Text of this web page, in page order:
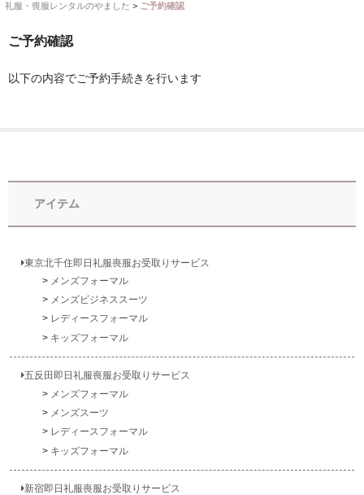
ホーム
全 国 配 送
受取り場所が選べます
ご注文の流れ
礼服・喪服レンタルのやました > ご予約確認
ご予約確認
以下の内容でご予約手続きを行います
アイテム
東京北千住即日礼服喪服お受取りサービス
メンズフォーマル
メンズビジネススーツ
レディースフォーマル
キッズフォーマル
五反田即日礼服喪服お受取りサービス
メンズフォーマル
メンズスーツ
レディースフォーマル
キッズフォーマル
新宿即日礼服喪服お受取りサービス